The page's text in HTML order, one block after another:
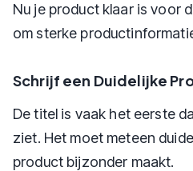
Nu je product klaar is voor
om sterke
Schrijf een Duidelijke
De titel is vaak het eerste
ziet. Het moet meteen
product bijzonder maakt.